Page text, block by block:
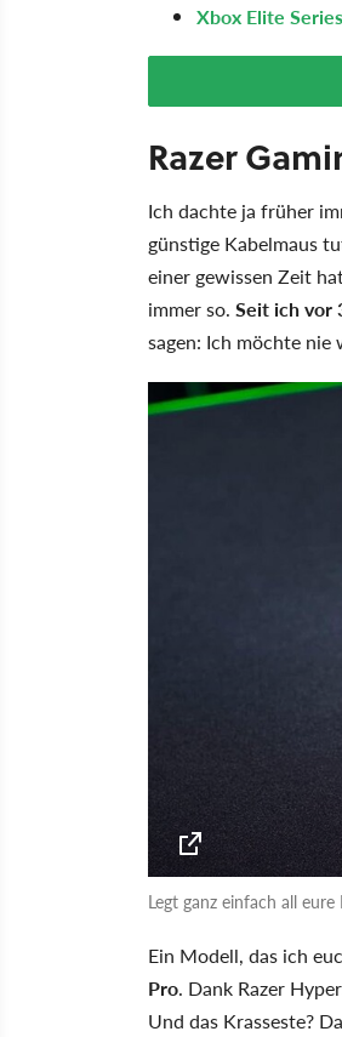
Xbox Elite
Razer
Ich dachte ja früher
günstige Kabelmaus
einer gewissen Zeit
immer so. Seit ich vor
sagen: Ich möchte nie
Legt ganz einfach all
Ein Modell, das ich
Pro. Dank Razer
Und das Krasseste?